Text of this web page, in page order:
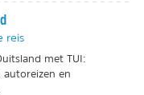
reis
met TUI:
autoreizen en